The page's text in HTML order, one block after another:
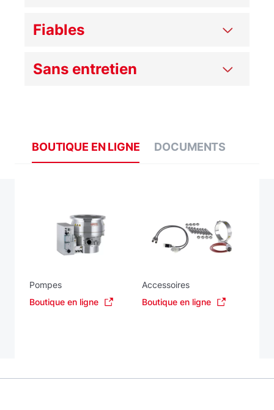
Fiables
Sans entretien
BOUTIQUE EN LIGNE DOCUMENTS
Pompes
Boutique en ligne
Accessoires
Boutique en ligne